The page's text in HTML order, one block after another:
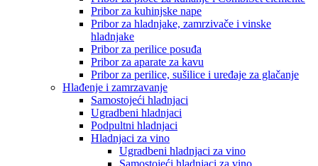
Pribor za kuhinjske nape
Pribor za hladnjake, zamrzivače i vinske
hladnjake
Pribor za perilice posuđa
Pribor za aparate za kavu
Pribor za perilice, sušilice i uređaje za glačanje
Hlađenje i zamrzavanje
Samostojeći hladnjaci
Ugradbeni hladnjaci
Podpultni hladnjaci
Hladnjaci za vino
Ugradbeni hladnjaci za vino
Samostojeći hladnjaci za vino